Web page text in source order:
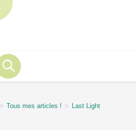
> Tous mes articles ! > Last Light